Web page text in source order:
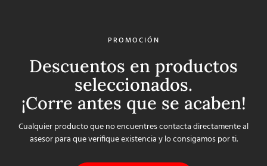
PROMOCIÓN
Descuentos en productos
seleccionados.
¡Corre antes que se acaben!
Cualquier producto que no encuentres contacta directamente al
asesor para que verifique existencia y lo consigamos por ti.